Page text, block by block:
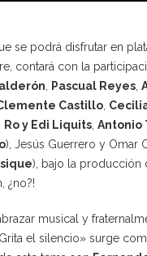
se podrá disfrutar en
contará con la
Pascual Reyes
Castillo
Ro y Edi Liquits Antonio
), Jesús Guerrero y Omar
), bajo la producción
¿no?!
musical y
el silencio» surge